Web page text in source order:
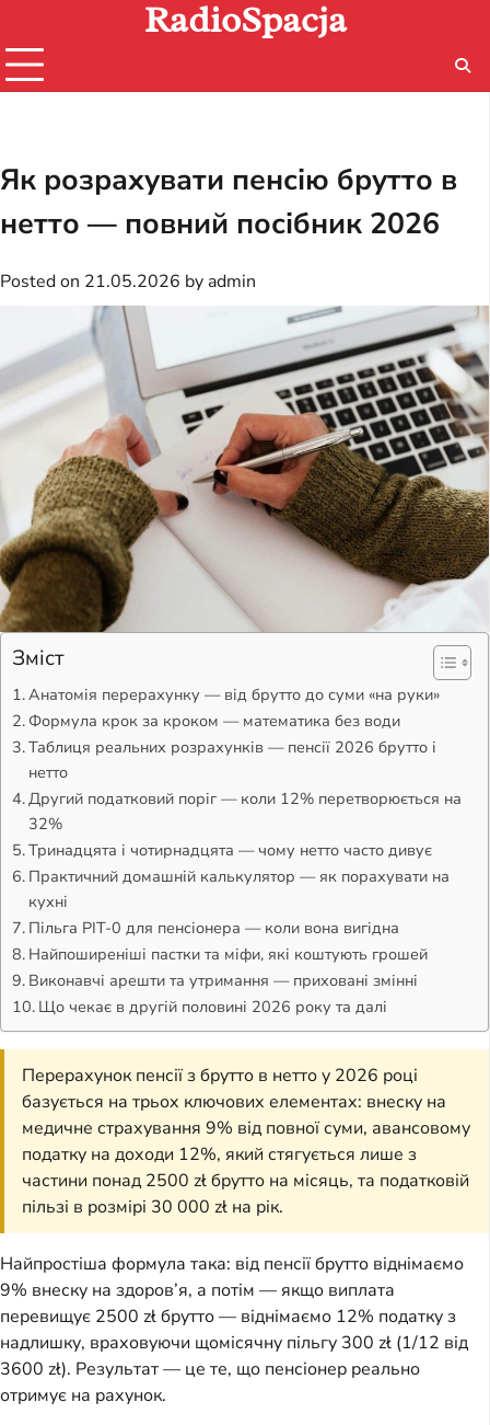
content
RadioSpacja
Як розрахувати пенсію брутто в
нетто — повний посібник 2026
Posted on 21.05.2026 by admin
Зміст
Анатомія перерахунку — від брутто до суми «на руки»
Формула крок за кроком — математика без води
Таблиця реальних розрахунків — пенсії 2026 брутто і
нетто
Другий податковий поріг — коли 12% перетворюється на
32%
Тринадцята і чотирнадцята — чому нетто часто дивує
Практичний домашній калькулятор — як порахувати на
кухні
Пільга PIT-0 для пенсіонера — коли вона вигідна
Найпоширеніші пастки та міфи, які коштують грошей
Виконавчі арешти та утримання — приховані змінні
Що чекає в другій половині 2026 року та далі
Перерахунок пенсії з брутто в нетто у 2026 році
базується на трьох ключових елементах: внеску на
медичне страхування 9% від повної суми, авансовому
податку на доходи 12%, який стягується лише з
частини понад 2500 zł брутто на місяць, та податковій
пільзі в розмірі 30 000 zł на рік.
Найпростіша формула така: від пенсії брутто віднімаємо
9% внеску на здоров’я, а потім — якщо виплата
перевищує 2500 zł брутто — віднімаємо 12% податку з
надлишку, враховуючи щомісячну пільгу 300 zł (1/12 від
3600 zł). Результат — це те, що пенсіонер реально
отримує на рахунок.